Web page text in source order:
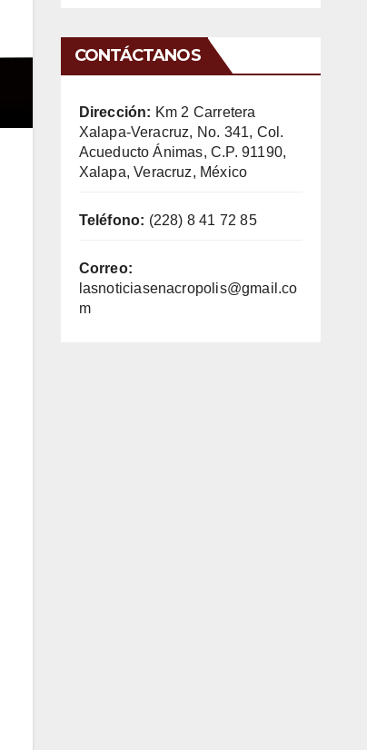
CONTÁCTANOS
Dirección: Km 2 Carretera
Xalapa-Veracruz, No. 341, Col.
Acueducto Ánimas, C.P. 91190,
Xalapa, Veracruz, México
Teléfono: (228) 8 41 72 85
Correo:
lasnoticiasenacropolis@gmail.co
m